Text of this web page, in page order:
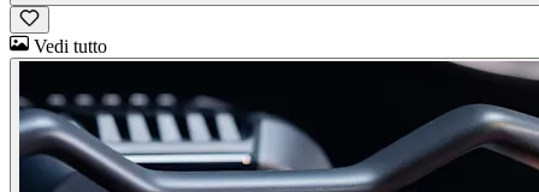
Vedi tutto